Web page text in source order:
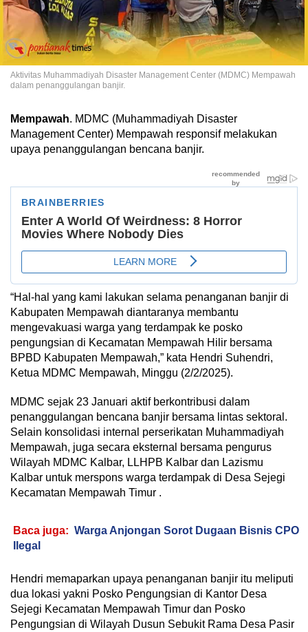
Aktivitas Muhammadiyah Disaster Management Center (MDMC) Mempawah
dalam penanggulangan banjir.
Mempawah. MDMC (Muhammadiyah Disaster
Management Center) Mempawah responsif melakukan
upaya penanggulangan bencana banjir.
“Hal-hal yang kami lakukan selama penanganan banjir di
Kabupaten Mempawah diantaranya membantu
mengevakuasi warga yang terdampak ke posko
pengungsian di Kecamatan Mempawah Hilir bersama
BPBD Kabupaten Mempawah,” kata Hendri Suhendri,
Ketua MDMC Mempawah, Minggu (2/2/2025).
MDMC sejak 23 Januari aktif berkontribusi dalam
penanggulangan bencana banjir bersama lintas sektoral.
Selain konsolidasi internal perserikatan Muhammadiyah
Mempawah, juga secara eksternal bersama pengurus
Wilayah MDMC Kalbar, LLHPB Kalbar dan Lazismu
Kalbar untuk merspons warga terdampak di Desa Sejegi
Kecamatan Mempawah Timur .
Baca juga: Warga Anjongan Sorot Dugaan Bisnis CPO
Ilegal
Hendri memaparkan upaya penanganan banjir itu meliputi
dua lokasi yakni Posko Pengungsian di Kantor Desa
Sejegi Kecamatan Mempawah Timur dan Posko
Pengungsian di Wilayah Dusun Sebukit Rama Desa Pasir